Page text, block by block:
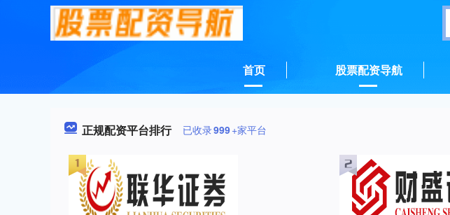
首页 股票配资导航
正规配资平台排行 已收录999+家平台